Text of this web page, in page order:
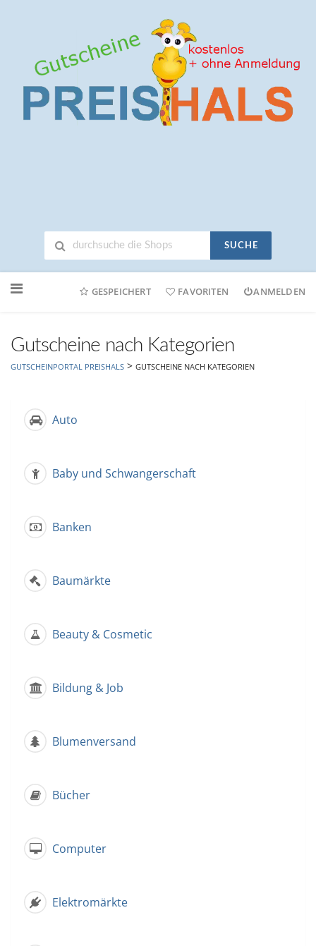
SUCHE
Online-
GESPEICHERT FAVORITEN ANMELDEN
Gutscheine nach Kategorien
GUTSCHEINPORTAL PREISHALS > GUTSCHEINE NACH KATEGORIEN
Auto
Baby und Schwangerschaft
Banken
Baumärkte
Beauty & Cosmetic
Bildung & Job
Blumenversand
Bücher
Computer
Elektromärkte